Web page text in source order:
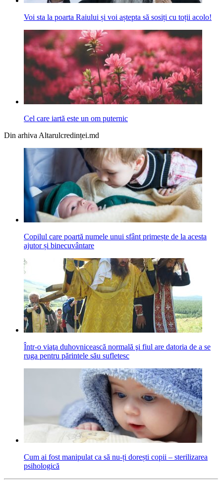
Voi sta la poarta Raiului și voi aștepta să sosiți cu toții acolo!
Cel care iartă este un om puternic
Din arhiva Altarulcredinței.md
Copilul care poartă numele unui sfânt primește de la acesta
ajutor și binecuvântare
Într-o viaţa duhovnicească normală şi fiul are datoria de a se
ruga pentru părintele său sufletesc
Cum ai fost manipulat ca să nu-ți dorești copii – sterilizarea
psihologică